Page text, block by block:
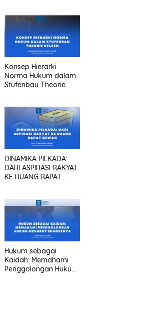
Konsep Hierarki
Norma Hukum dalam
Stufenbau Theorie
DINAMIKA PILKADA:
DARI ASPIRASI RAKYAT
KE RUANG RAPAT
Hukum sebagai
Kaidah: Memahami
Penggolongan Hukum